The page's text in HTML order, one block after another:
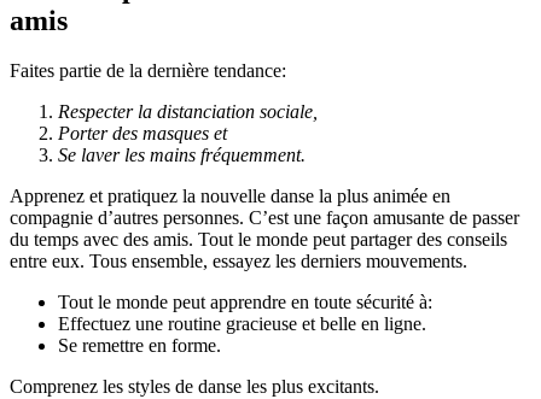
amis
Faites partie de la dernière tendance:
Respecter la distanciation sociale,
Porter des masques et
Se laver les mains fréquemment.
Apprenez et pratiquez la nouvelle danse la plus animée en
compagnie d’autres personnes. C’est une façon amusante de passer
du temps avec des amis. Tout le monde peut partager des conseils
entre eux. Tous ensemble, essayez les derniers mouvements.
Tout le monde peut apprendre en toute sécurité à:
Effectuez une routine gracieuse et belle en ligne.
Se remettre en forme.
Comprenez les styles de danse les plus excitants.